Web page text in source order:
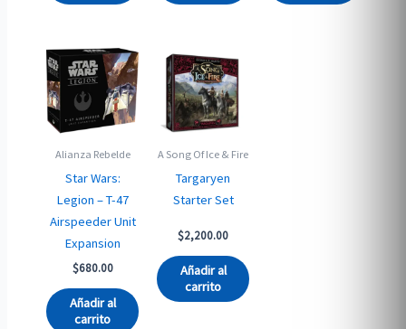
Alianza Rebelde
Star Wars:
Legion – T-47
Airspeeder Unit
Expansion
$680.00
Añadir al
carrito
A Song Of Ice & Fire
Targaryen
Starter Set
$2,200.00
Añadir al
carrito